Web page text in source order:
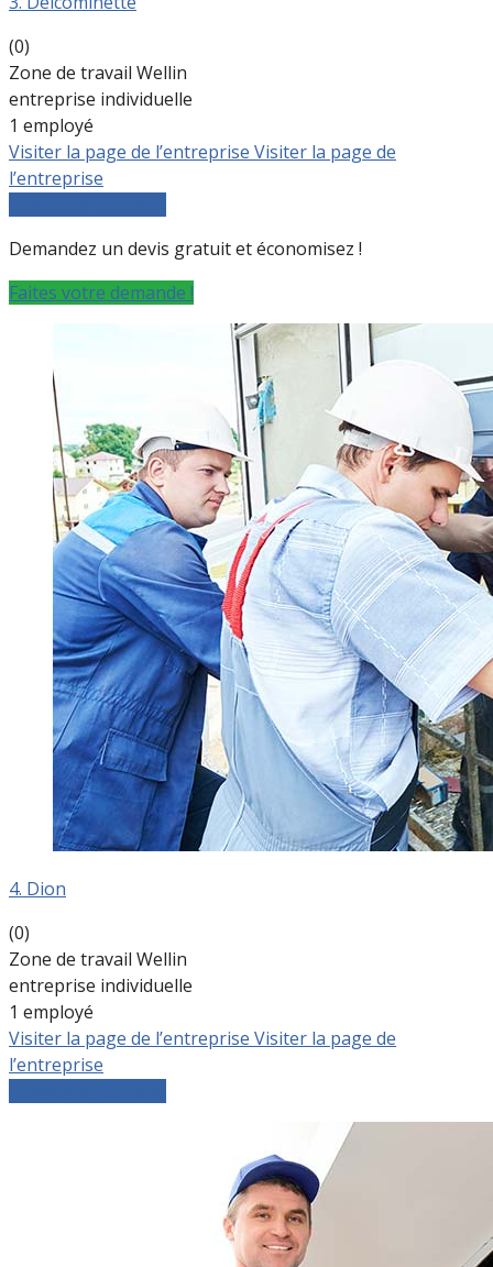
(0)
Zone de travail Wellin
entreprise individuelle
1 employé
Visiter la page de l’entreprise Visiter la page de
l’entreprise
Demandez un devis gratuit et économisez !
Faites votre demande !
4. Dion
(0)
Zone de travail Wellin
entreprise individuelle
1 employé
Visiter la page de l’entreprise Visiter la page de
l’entreprise